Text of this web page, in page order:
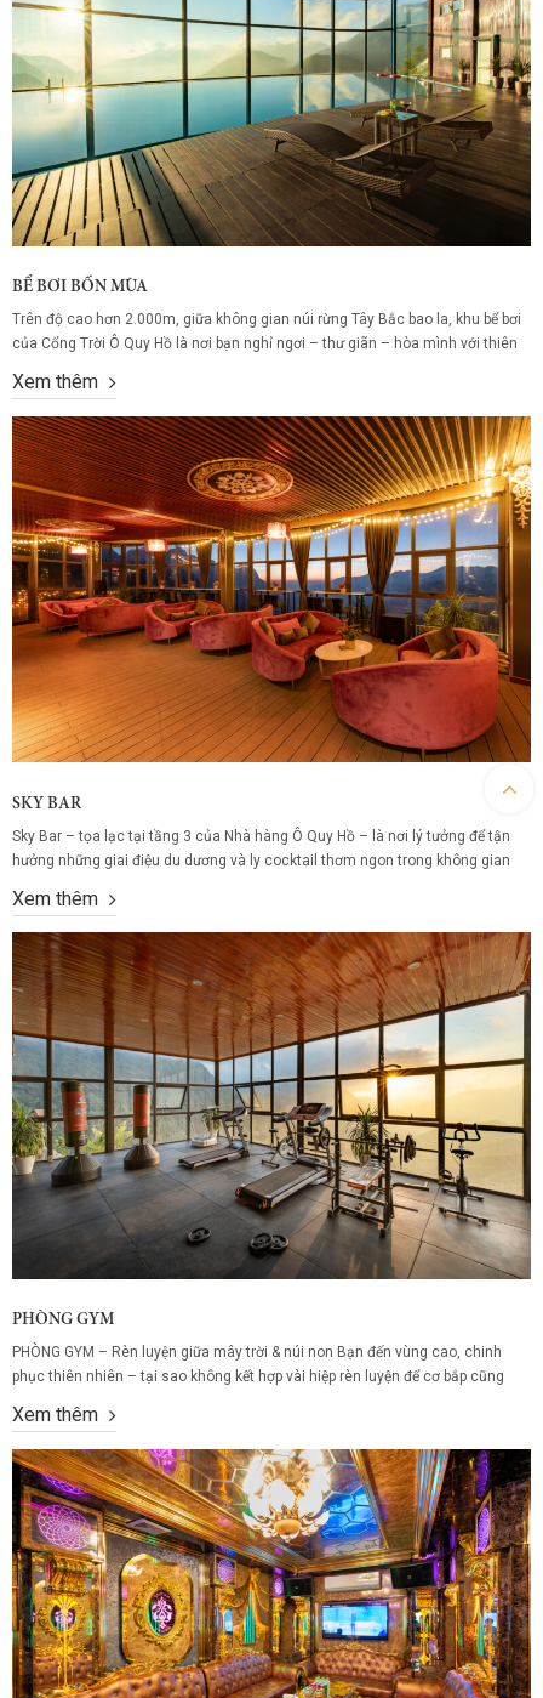
BỂ BƠI BỐN MÙA
Trên độ cao hơn 2.000m, giữa không gian núi rừng Tây Bắc bao la, khu bể bơi
của Cổng Trời Ô Quy Hồ là nơi bạn nghỉ ngơi – thư giãn – hòa mình với thiên
ấm, bạn vẫn có thể...
Xem thêm
SKY BAR
Sky Bar – tọa lạc tại tầng 3 của Nhà hàng Ô Quy Hồ – là nơi lý tưởng để tận
hưởng những giai điệu du dương và ly cocktail thơm ngon trong không gian
thăng hoa giữa mây...
Xem thêm
PHÒNG GYM
PHÒNG GYM – Rèn luyện giữa mây trời & núi non Bạn đến vùng cao, chinh
phục thiên nhiên – tại sao không kết hợp vài hiệp rèn luyện để cơ bắp cũng
tập luyện: đó là trải nghiệm...
Xem thêm